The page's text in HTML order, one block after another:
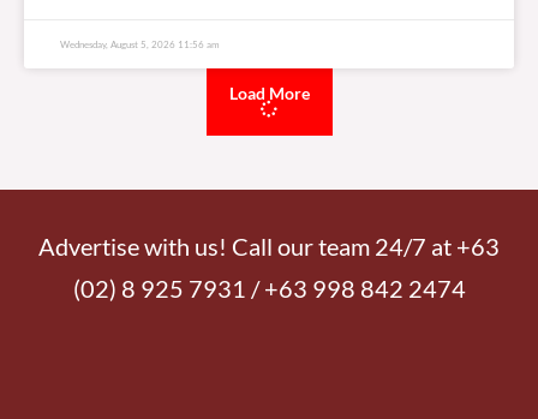
Wednesday, August 5, 2026 11:56 am
Load More
Advertise with us! Call our team 24/7 at +63
(02) 8 925 7931 / +63 998 842 2474